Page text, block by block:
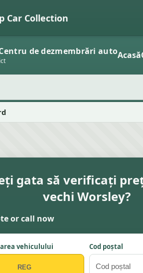
Car Collection
de dezmembrări autoAcasă
gata să verificați
vechi Worsley?
or call now
vehiculului Cod poștal